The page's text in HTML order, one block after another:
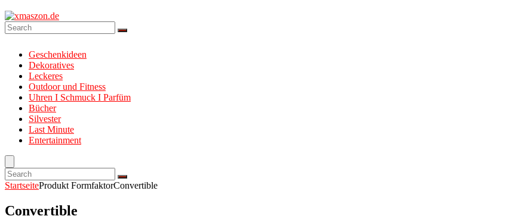
Geschenkideen
Dekoratives
Leckeres
Outdoor und Fitness
Uhren I Schmuck I Parfüm
Bücher
Silvester
Last Minute
Entertainment
StartseiteProdukt FormfaktorConvertible
Convertible